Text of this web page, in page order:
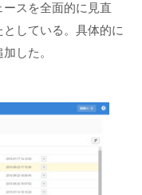
スを全面的に見直
している。具体的に
した。